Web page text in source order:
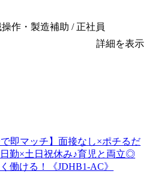
作・製造補助 / 正社員
詳細を表示